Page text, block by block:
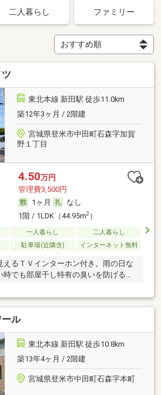
二人暮らし ファミリー
東北本線 新田駅 徒歩11.0km
築12年3ヶ月 / 2階建
宮城県登米市中田町石森字加賀
野１丁目
4.50万円
管理費3,500円
1ヶ月
なし
1階 / 1LDK（44.95m2）
一人暮らし
二人暮らし
駐車場(近隣含) インターネット無料
えるＴＶインターホン付き。雨の日な
時でも部屋干し特有の臭いを防げる、
ル
東北本線 新田駅 徒歩10.8km
築13年4ヶ月 / 2階建
宮城県登米市中田町石森字本町